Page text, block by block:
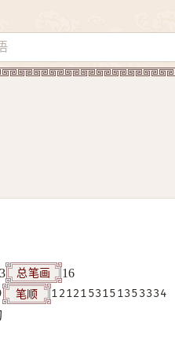
3 总笔画
16
笔顺
1212153151353334